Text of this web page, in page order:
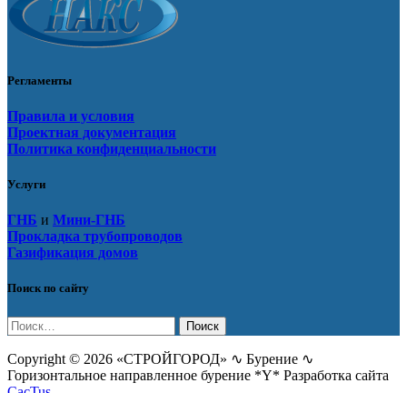
Регламенты
Правила и условия
Проектная документация
Политика конфиденциальности
Услуги
ГНБ и Мини-ГНБ
Прокладка трубопроводов
Газификация домов
Поиск по сайту
Найти:
Copyright © 2026 «СТРОЙГОРОД» ∿ Бурение ∿
Горизонтальное направленное бурение *Y* Разработка сайта